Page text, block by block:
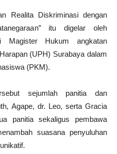
Realita Diskriminasi dengan
itu digelar oleh
Magister Hukum angkatan
(UPH) Surabaya dalam
(PKM).
sejumlah panitia dan
Agape, dr. Leo, serta Gracia
panitia sekaligus pembawa
suasana penyuluhan